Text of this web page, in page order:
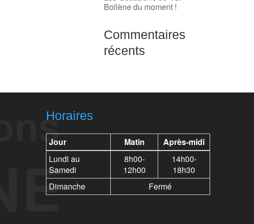
Bollène du moment !
Commentaires
récents
Horaires
Jour Matin
Après-midi
Lundi au
Samedi
8h00-
12h00
14h00-
18h30
Dimanche
Fermé